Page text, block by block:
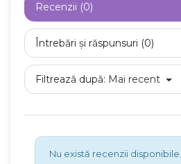
Recenzii (0)
Întrebări și răspunsuri (0)
Filtrează după: Mai recent
Nu există recenzii disponibile.